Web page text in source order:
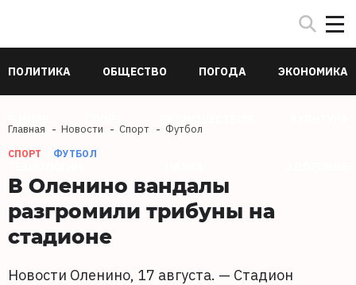
ПОЛИТИКА ОБЩЕСТВО ПОГОДА ЭКОНОМИКА
Главная Новости Спорт Футбол
СПОРТ ФУТБОЛ
В Оленино вандалы
разгромили трибуны на
стадионе
Новости Оленино, 17 августа. — Стадион